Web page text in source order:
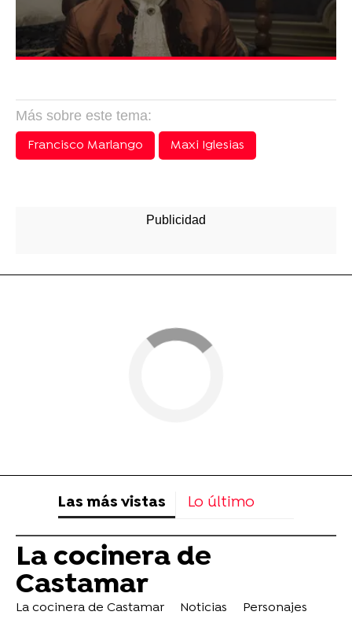
Más sobre este tema:
Francisco Marlango
Maxi Iglesias
Las más vistas Lo último
La cocinera de
Castamar
La cocinera de Castamar Noticias Personajes